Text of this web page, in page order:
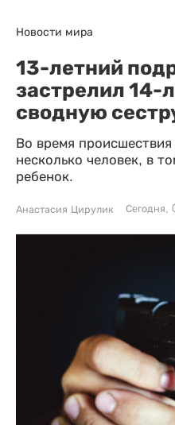
Новости мира
13-летний
застрелил
сводную
Во время
несколько человек, в
ребенок.
Анастасия Цирулик Сегодня,